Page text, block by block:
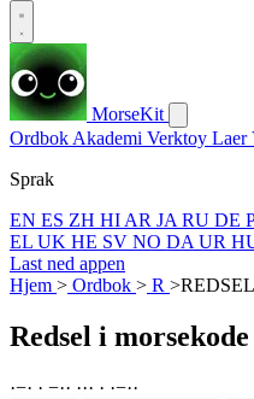
MorseKit
Ordbok Akademi Verktoy Laer
Sprak
EN ES ZH HI AR JA RU DE
EL UK HE SV NO DA UR
Last ned appen
Hjem > Ordbok > R >REDSEL
Redsel i morsekode
·−· · −·· ··· · ·−··